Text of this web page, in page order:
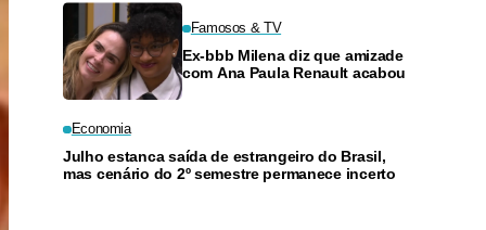
Famosos & TV
Ex-bbb Milena diz que amizade
com Ana Paula Renault acabou
Economia
Julho estanca saída de estrangeiro do Brasil,
mas cenário do 2º semestre permanece incerto